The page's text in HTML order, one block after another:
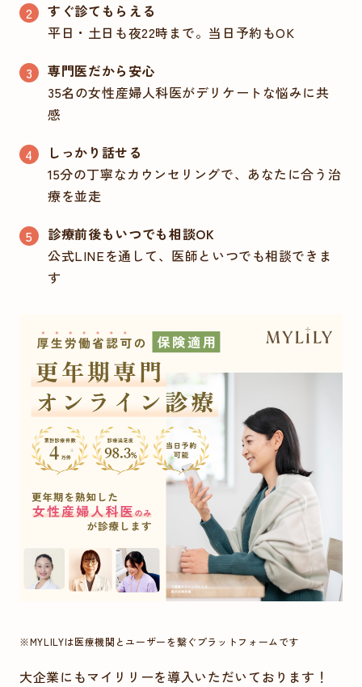
すぐ診てもらえる
平日・土日も夜22時まで。当日予約もOK
専門医だから安心
35名の女性産婦人科医がデリケートな悩みに共
感
しっかり話せる
15分の丁寧なカウンセリングで、あなたに合う治
療を並走
診療前後もいつでも相談OK
公式LINEを通して、医師といつでも相談できま
す
※MYLILYは医療機関とユーザーを繋ぐプラットフォームです
大企業にもマイリリーを導入いただいております！